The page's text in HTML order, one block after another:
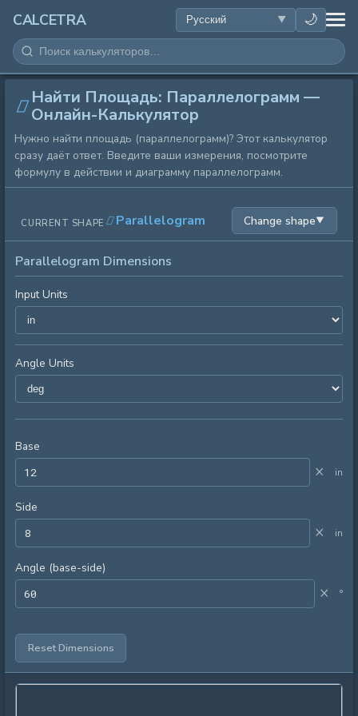
CALCETRA 🌙
МАТЕМАТИКА
ПРЕОБРАЗОВАНИЯ
НАУКА
ПОВСЕДНЕВНОЕ
ДРУГИЕ ИНСТРУМЕНТЫ
Найти Площадь: Параллелограмм —
Онлайн-Калькулятор
Нужно найти площадь (параллелограмм)? Этот калькулятор
сразу даёт ответ. Введите ваши измерения, посмотрите
формулу в действии и диаграмму параллелограмм.
CURRENT SHAPE Parallelogram Change shape▼
Parallelogram Dimensions
Input Units
Angle Units
Base
× in
Side
× in
Angle (base-side)
× °
Reset Dimensions